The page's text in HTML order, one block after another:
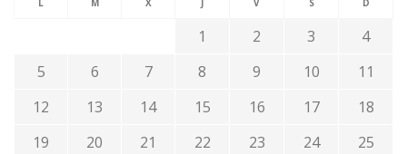
L M X J V S D
1 2 3
4
5
6 7 8 9 10
11
12
13 14 15 16 17
18
19
20 21 22 23 24
25